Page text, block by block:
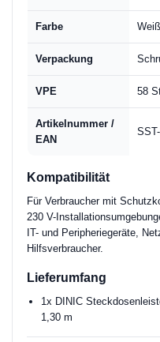
Farbe Weiß
Verpackung
VPE 58
Artikelnummer /
EAN
Kompatibilität
Für Verbraucher mit
230 V-
IT- und Peripheriegeräte,
Hilfsverbraucher.
Lieferumfang
1x DINIC
1,30 m